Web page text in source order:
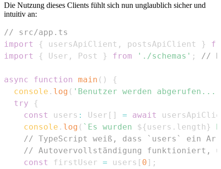
Die Nutzung dieses Clients fühlt sich nun unglaublich sicher und
intuitiv an:
// src/app.ts
import
{ usersApiClient , postsApiClient }
import
{ User , Post } from './schemas' ; //
async function main ( )
{
console . log ( 'Benutzer werden abgerufen...'
try
{
const
users : User [ ] = await
console . log ( ` Es wurden ${users . length }
// TypeScript weiß, dass `users` ein
// Autovervollständigung funktioniert,
const
firstUser = users [ 0 ] ;